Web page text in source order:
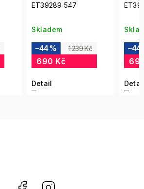
ET39289 547
Skladem
1 239 Kč
–44 %
690 Kč
Detail
–44
Facebook